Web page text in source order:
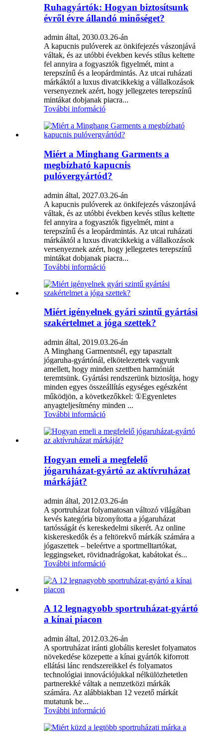
Ruhagyártók: Hogyan biztosítsunk
évről évre állandó minőséget?
admin által, 2030.03.26-án
A kapucnis pulóverek az önkifejezés vászonjává
váltak, és az utóbbi években kevés stílus keltette
fel annyira a fogyasztók figyelmét, mint a
terepszínű és a leopárdmintás. Az utcai ruházati
márkáktól a luxus divatcikkekig a vállalkozások
versenyeznek azért, hogy jellegzetes terepszínű
mintákat dobjanak piacra...
További információ
Miért a Minghang Garments a
megbízható kapucnis
pulóvergyártód?
admin által, 2027.03.26-án
A kapucnis pulóverek az önkifejezés vászonjává
váltak, és az utóbbi években kevés stílus keltette
fel annyira a fogyasztók figyelmét, mint a
terepszínű és a leopárdmintás. Az utcai ruházati
márkáktól a luxus divatcikkekig a vállalkozások
versenyeznek azért, hogy jellegzetes terepszínű
mintákat dobjanak piacra...
További információ
Miért igényelnek gyári szintű gyártási
szakértelmet a jóga szettek?
admin által, 2019.03.26-án
A Minghang Garmentsnél, egy tapasztalt
jógaruha-gyártónál, elkötelezettek vagyunk
amellett, hogy minden szettben harmóniát
teremtsünk. Gyártási rendszerünk biztosítja, hogy
minden egyes összeállítás egységes egészként
működjön, a következőkkel: ①Egyenletes
anyagteljesítmény minden ...
További információ
Hogyan emeli a megfelelő
jógaruházat-gyártó az aktívruházat
márkáját?
admin által, 2012.03.26-án
A sportruházat folyamatosan változó világában
kevés kategória bizonyította a jógaruházat
tartósságát és kereskedelmi sikerét. Az online
kiskereskedők és a feltörekvő márkák számára a
jógaszettek – beleértve a sportmelltartókat,
leggingseket, rövidnadrágokat, kabátokat és...
További információ
A 12 legnagyobb sportruházat-gyártó
a kínai piacon
admin által, 2012.03.26-án
A sportruházat iránti globális kereslet folyamatos
növekedése közepette a kínai gyártók kiforrott
ellátási lánc rendszereikkel és folyamatos
technológiai innovációjukkal nélkülözhetetlen
partnerekké váltak a nemzetközi márkák
számára. Az alábbiakban 12 vezető márkát
mutatunk be...
További információ